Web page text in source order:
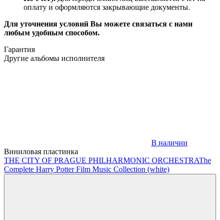
оплату и оформляются закрывающие документы.
Для уточнения условий Вы можете связаться с нами
любым удобным способом.
Гарантия
Другие альбомы исполнителя
В наличии
Виниловая пластинка
THE CITY OF PRAGUE PHILHARMONIC ORCHESTRAThe
Complete Harry Potter Film Music Collection (white)